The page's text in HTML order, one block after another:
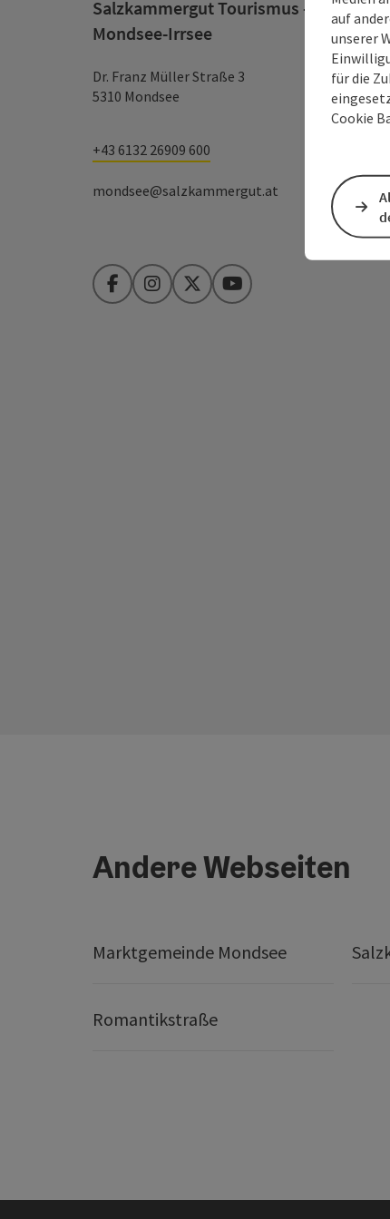
Salzkammergut Tourismus -
Mondsee-Irrsee
Dr. Franz Müller Straße 3
5310 Mondsee
+43 6132 26909 600
mondsee@salzkammergut.at
FacebookInstagram
TwitterYouTube
Andere Webseiten
Marktgemeinde Mondsee
Romantikstraße
auf
unserer
für die
Cookie